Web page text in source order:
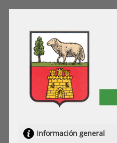
Información general